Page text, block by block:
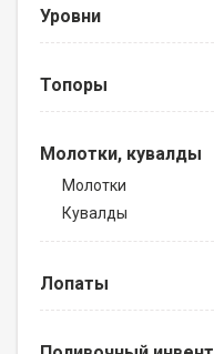
Уровни
Топоры
Молотки, кувалды
Молотки
Кувалды
Лопаты